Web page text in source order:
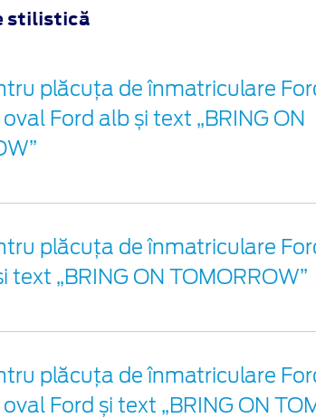
stilistică
plăcuța de înmatriculare
Ford alb și text „BRING ON
plăcuța de înmatriculare
text „BRING ON TOMORROW”
plăcuța de înmatriculare
Ford și text „BRING ON